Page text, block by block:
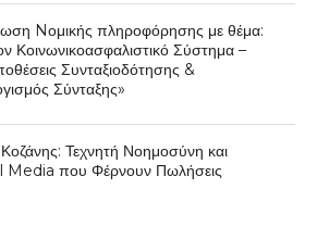
Nομικής πληροφόρησης με θέμα:
Κοινωνικοασφαλιστικό Σύστημα –
Συνταξιοδότησης &
Σύνταξης»
Τεχνητή Νοημοσύνη και
Media που Φέρνουν Πωλήσεις